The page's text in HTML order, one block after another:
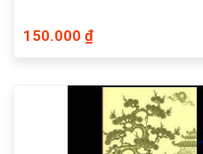
150.000 ₫